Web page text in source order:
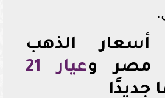
أسعار الذهب
مصر وعيار 21
جديدًا